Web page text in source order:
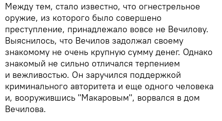
Между тем, стало известно, что огнестрельное
оружие, из которого было совершено
преступление, принадлежало вовсе не Вечилову.
Выяснилось, что Вечилов задолжал своему
знакомому не очень крупную сумму денег. Однако
знакомый не сильно отличался терпением
и вежливостью. Он заручился поддержкой
криминального авторитета и еще одного человека
и, вооружившись "Макаровым", ворвался в дом
Вечилова.